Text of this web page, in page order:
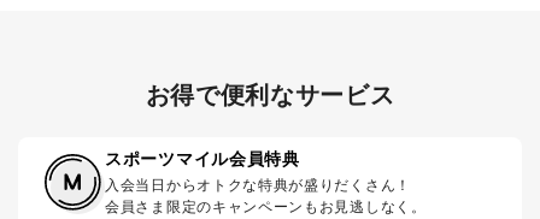
お得で便利なサービス
スポーツマイル会員特典
入会当日からオトクな特典が盛りだくさん！
会員さま限定のキャンペーンもお見逃しなく。